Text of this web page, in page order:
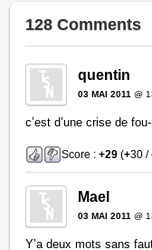
128 Comments
quentin
03 MAI 2011 @
c’est d’une crise de
Score :+29 (+30 /
Mael
03 MAI 2011 @
Y’a deux mots sans